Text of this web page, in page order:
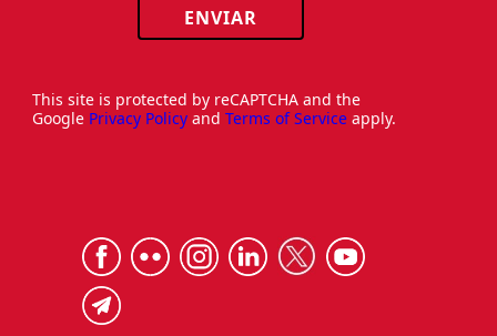
ENVIAR
This site is protected by reCAPTCHA and the
Google Privacy Policy and Terms of Service apply.